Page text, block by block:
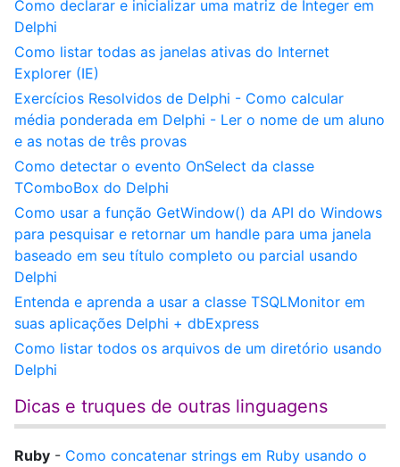
Como declarar e inicializar uma matriz de Integer em
Delphi
Como listar todas as janelas ativas do Internet
Explorer (IE)
Exercícios Resolvidos de Delphi - Como calcular
média ponderada em Delphi - Ler o nome de um aluno
e as notas de três provas
Como detectar o evento OnSelect da classe
TComboBox do Delphi
Como usar a função GetWindow() da API do Windows
para pesquisar e retornar um handle para uma janela
baseado em seu título completo ou parcial usando
Delphi
Entenda e aprenda a usar a classe TSQLMonitor em
suas aplicações Delphi + dbExpress
Como listar todos os arquivos de um diretório usando
Delphi
Dicas e truques de outras linguagens
Ruby - Como concatenar strings em Ruby usando o